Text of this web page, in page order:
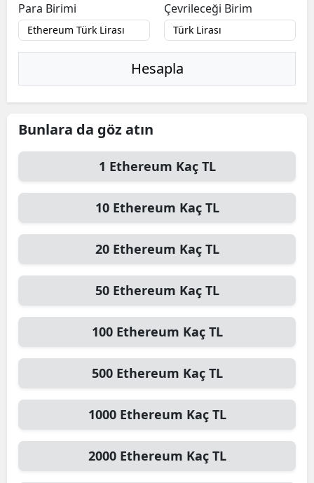
Para Birimi
Çevrileceği Birim
Hesapla
Bunlara da göz atın
1 Ethereum Kaç TL
10 Ethereum Kaç TL
20 Ethereum Kaç TL
50 Ethereum Kaç TL
100 Ethereum Kaç TL
500 Ethereum Kaç TL
1000 Ethereum Kaç TL
2000 Ethereum Kaç TL